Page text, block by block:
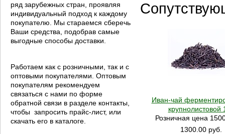
ряд зарубежных стран, проявляя
индивидуальный подход к каждому
покупателю. Мы стараемся сберечь
Ваши средства, подобрав самые
выгодные способы доставки.
Работаем как с розничными, так и с
оптовыми покупателями. Оптовым
покупателям рекомендуем
связаться с нами по форме
обратной связи в разделе контакты,
чтобы запросить прайс-лист, или
скачать его в каталоге.
Иван-чай
крупнолистовой
Розничная цена
1300.00 руб.